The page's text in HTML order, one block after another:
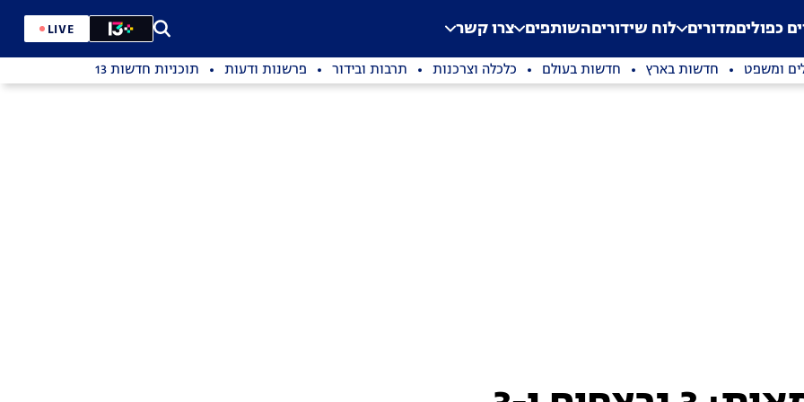
Application error: a
. כפוליםמדורים לוח שידוריםהשותפים צרו קשר LIVE
ומשפט חדשות בארץ חדשות בעולם כלכלה וצרכנות תרבות ובידור פרשנות ודעות תוכניות חדשות 13